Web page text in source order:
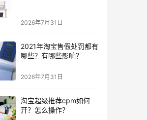
2026年7月31日
2021年淘宝售假处罚都有
哪些？有哪些影响？
2026年7月31日
淘宝超级推荐cpm如何
开？怎么操作？